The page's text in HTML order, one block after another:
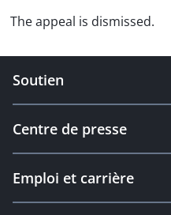
The appeal is dismissed.
Soutien
Centre de presse
Emploi et carrière